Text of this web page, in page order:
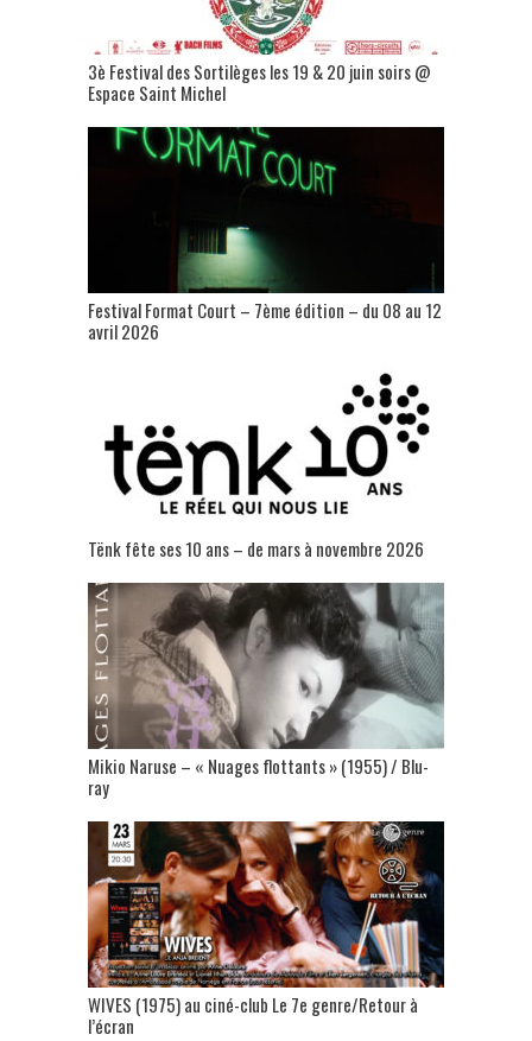
3è Festival des Sortilèges les 19 & 20 juin soirs @
Espace Saint Michel
Festival Format Court – 7ème édition – du 08 au 12
avril 2026
Tënk fête ses 10 ans – de mars à novembre 2026
Mikio Naruse – « Nuages flottants » (1955) / Blu-
ray
WIVES (1975) au ciné-club Le 7e genre/Retour à
l’écran